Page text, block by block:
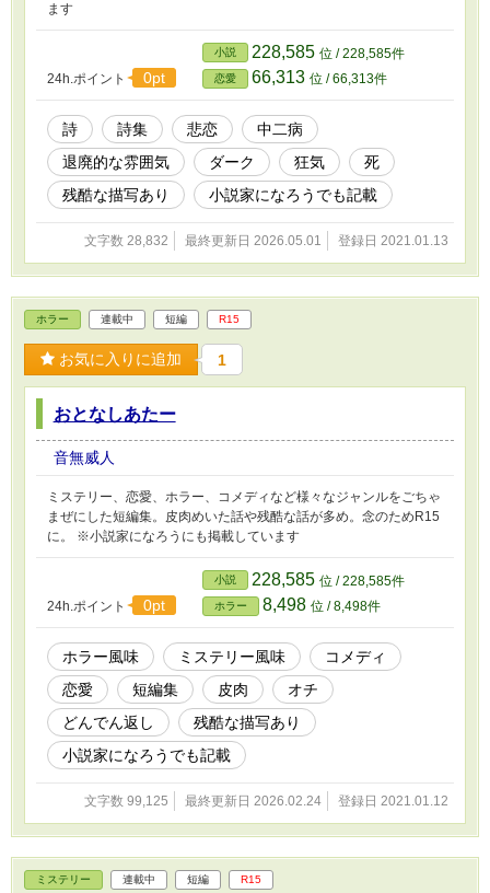
ます
24h.ポイント 0pt
小説 228,585 位 / 228,585件
恋愛 66,313 位 / 66,313件
詩 詩集 悲恋
中二病
退廃的な雰囲気
ダーク 狂気
死
残酷な描写あり
小説家になろうでも記載
文字数 28,832 最終更新日 2026.05.01 登録日 2021.01.13
ホラー 連載中 短編 R15
お気に入りに追加 1
おとなしあたー
音無威人
ミステリー、恋愛、ホラー、コメディなど様々なジャンルをごちゃ
まぜにした短編集。皮肉めいた話や残酷な話が多め。念のためR15
に。 ※小説家になろうにも掲載しています
24h.ポイント 0pt
小説 228,585 位 / 228,585件
ホラー 8,498 位 / 8,498件
ホラー風味 ミステリー風味
コメディ
恋愛
短編集 皮肉
オチ
どんでん返し
残酷な描写あり
小説家になろうでも記載
文字数 99,125 最終更新日 2026.02.24 登録日 2021.01.12
ミステリー 連載中 短編 R15